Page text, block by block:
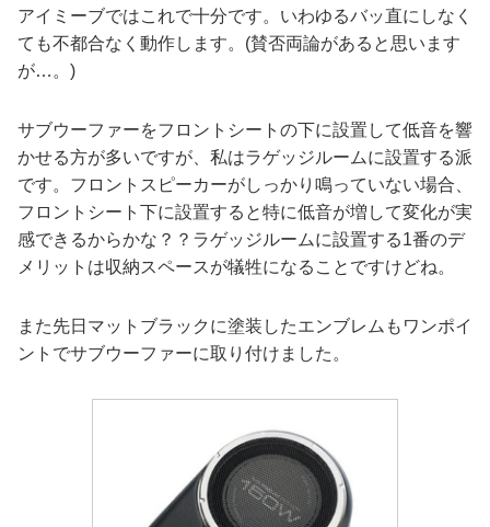
アイミーブではこれで十分です。いわゆるバッ直にしなく
ても不都合なく動作します。(賛否両論があると思います
が…。)
サブウーファーをフロントシートの下に設置して低音を響
かせる方が多いですが、私はラゲッジルームに設置する派
です。フロントスピーカーがしっかり鳴っていない場合、
フロントシート下に設置すると特に低音が増して変化が実
感できるからかな？？ラゲッジルームに設置する1番のデ
メリットは収納スペースが犠牲になることですけどね。
また先日マットブラックに塗装したエンブレムもワンポイ
ントでサブウーファーに取り付けました。